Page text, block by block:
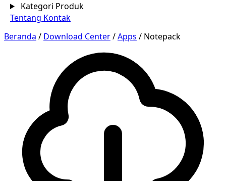
Kategori Produk
Tentang Kontak
Beranda / Download Center/Apps / Notepack